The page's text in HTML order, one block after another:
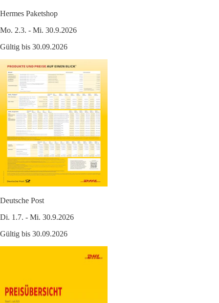
Hermes Paketshop
Mo. 2.3. - Mi. 30.9.2026
Gültig bis 30.09.2026
Deutsche Post
Di. 1.7. - Mi. 30.9.2026
Gültig bis 30.09.2026